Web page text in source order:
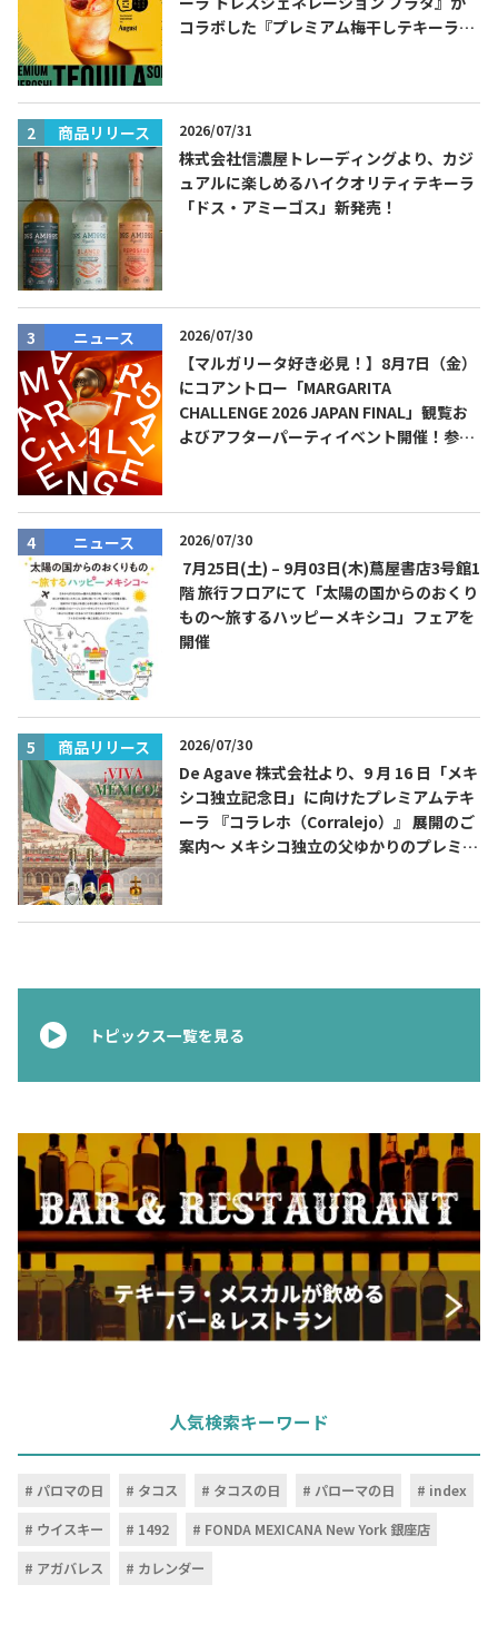
コラボした『プレミアム梅干しテキーラソ
商品リリース 2026/07/31
株式会社信濃屋トレーディングより、カジ
ュアルに楽しめるハイクオリティテキーラ
「ドス・アミーゴス」新発売！
ニュース 2026/07/30
【マルガリータ好き必見！】8月7日（金）
にコアントロー「MARGARITA
CHALLENGE 2026 JAPAN FINAL」観覧お
よびアフターパーティイベント開催！参加
ニュース 2026/07/30
7月25日(土) – 9月03日(木)蔦屋書店3号館1
階 旅行フロアにて「太陽の国からのおくり
もの～旅するハッピーメキシコ」フェアを
開催
商品リリース 2026/07/30
De Agave 株式会社より、9 月 16 日「メキ
シコ独立記念日」に向けたプレミアムテキ
ーラ 『コラレホ（Corralejo）』 展開のご
案内〜 メキシコ独立の父ゆかりのプレミア
トピックス一覧を見る
人気検索キーワード
パロマの日 タコス タコスの日 パローマの日
index
ウイスキー
1492
FONDA MEXICANA New York 銀座店
アガバレス
カレンダー